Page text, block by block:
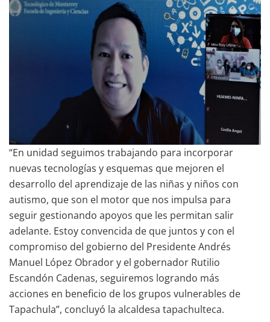
“En unidad seguimos trabajando para incorporar
nuevas tecnologías y esquemas que mejoren el
desarrollo del aprendizaje de las niñas y niños con
autismo, que son el motor que nos impulsa para
seguir gestionando apoyos que les permitan salir
adelante. Estoy convencida de que juntos y con el
compromiso del gobierno del Presidente Andrés
Manuel López Obrador y el gobernador Rutilio
Escandón Cadenas, seguiremos logrando más
acciones en beneficio de los grupos vulnerables de
Tapachula”, concluyó la alcaldesa tapachulteca.